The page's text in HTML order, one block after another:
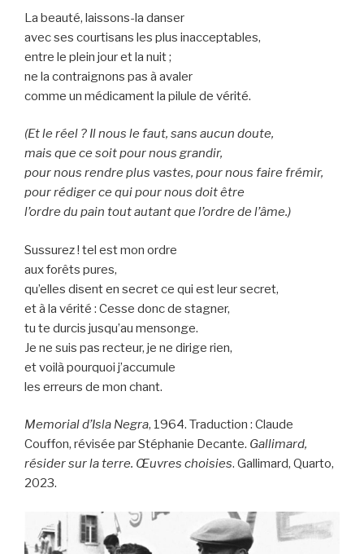
La beauté, laissons-la danser
avec ses courtisans les plus inacceptables,
entre le plein jour et la nuit ;
ne la contraignons pas à avaler
comme un médicament la pilule de vérité.
(Et le réel ? Il nous le faut, sans aucun doute,
mais que ce soit pour nous grandir,
pour nous rendre plus vastes, pour nous faire frémir,
pour rédiger ce qui pour nous doit être
l’ordre du pain tout autant que l’ordre de l’âme.)
Sussurez ! tel est mon ordre
aux forêts pures,
qu’elles disent en secret ce qui est leur secret,
et à la vérité : Cesse donc de stagner,
tu te durcis jusqu’au mensonge.
Je ne suis pas recteur, je ne dirige rien,
et voilà pourquoi j’accumule
les erreurs de mon chant.
Memorial d’Isla Negra, 1964. Traduction : Claude
Couffon, révisée par Stéphanie Decante. Gallimard,
résider sur la terre. Œuvres choisies. Gallimard, Quarto,
2023.